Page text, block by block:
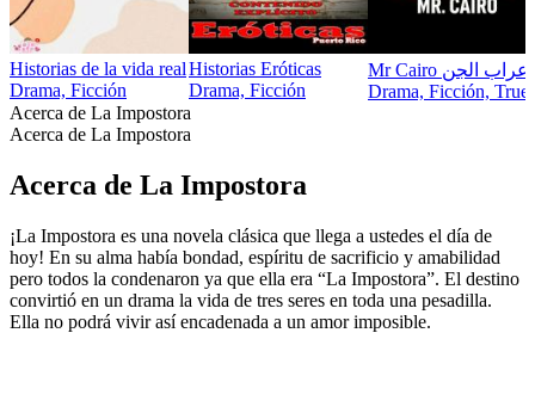
Historias de la vida real
Drama, Ficción
Historias Eróticas
Drama, Ficción
Mr Cairo عراب الجن
Drama, Ficción, True
Acerca de La Impostora
Acerca de La Impostora
Acerca de La Impostora
¡La Impostora es una novela clásica que llega a ustedes el día de
hoy! En su alma había bondad, espíritu de sacrificio y amabilidad
pero todos la condenaron ya que ella era “La Impostora”. El destino
convirtió en un drama la vida de tres seres en toda una pesadilla.
Ella no podrá vivir así encadenada a un amor imposible.